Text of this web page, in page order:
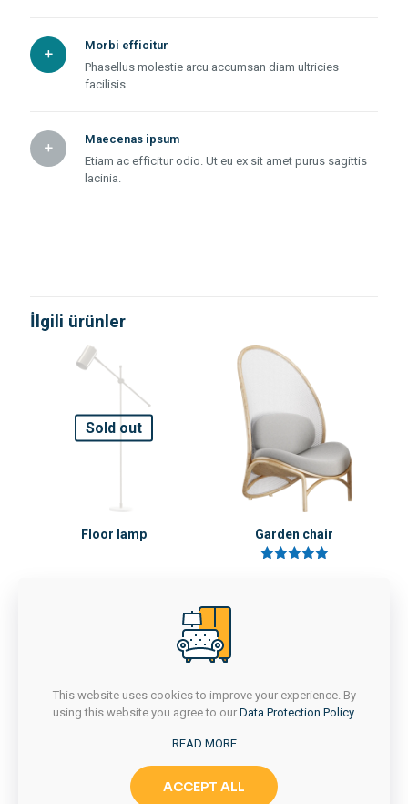
Morbi efficitur
Phasellus molestie arcu accumsan diam ultricies
facilisis.
Maecenas ipsum
Etiam ac efficitur odio. Ut eu ex sit amet purus sagittis
lacinia.
olun
E-posta adresiniz yayınlanmayacak. Gerekli alanlar
işaretlenmişlerdir
Derecelendirmeniz*
2/5
yıldız
3/5
yıldız
*
Daha sonraki yorumlarımda kullanılması için adım, e-posta
İlgili ürünler
Sold out
Floor lamp Garden chair
Batchata lamp
This website uses cookies to improve your experience. By
using this website you agree to our Data Protection Policy.
READ MORE
ACCEPT ALL